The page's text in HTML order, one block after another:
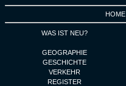
HOME
WAS IST NEU?
GEOGRAPHIE
GESCHICHTE
VERKEHR
REGISTER